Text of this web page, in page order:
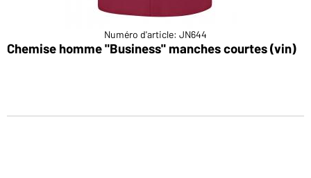
Numéro d'article: JN644
Chemise homme "Business" manches courtes (vin)